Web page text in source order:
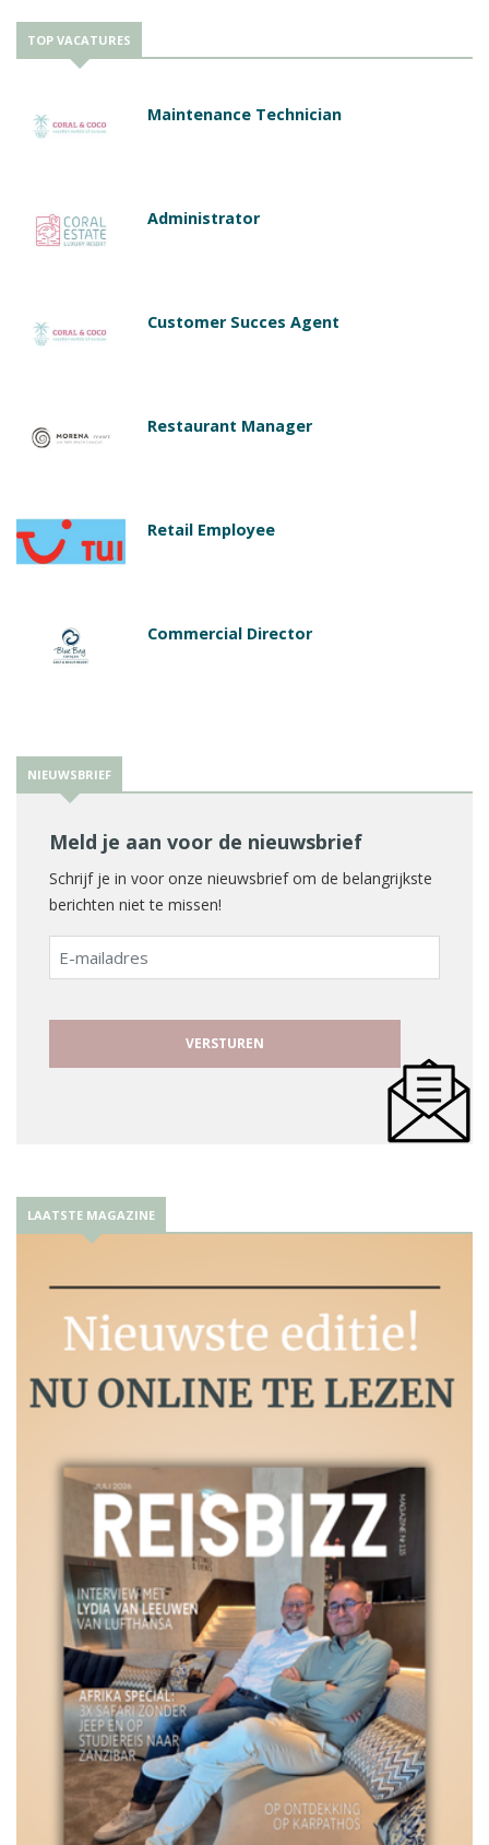
TOP VACATURES
Maintenance Technician
Administrator
Customer Succes Agent
Restaurant Manager
Retail Employee
Commercial Director
NIEUWSBRIEF
Meld je aan voor de nieuwsbrief
Schrijf je in voor onze nieuwsbrief om de belangrijkste
berichten niet te missen!
E-
mailadres
LAATSTE MAGAZINE